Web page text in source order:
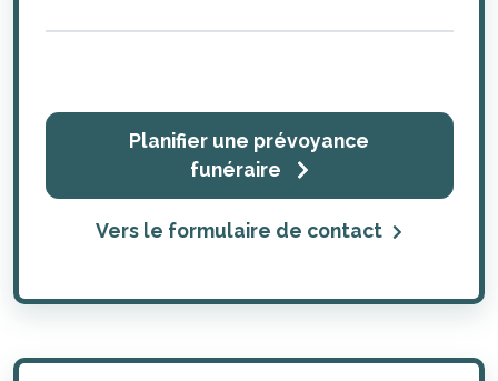
Planifier une prévoyance
funéraire
Vers le formulaire de contact